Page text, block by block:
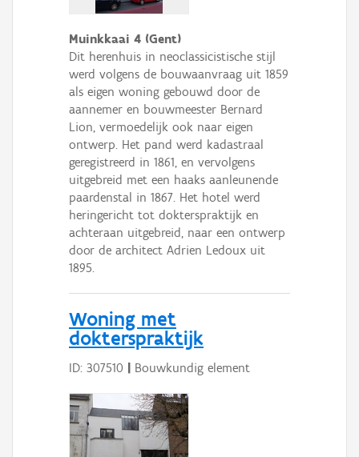
Muinkkaai 4 (Gent)
Dit herenhuis in neoclassicistische stijl
werd volgens de bouwaanvraag uit 1859
als eigen woning gebouwd door de
aannemer en bouwmeester Bernard
Lion, vermoedelijk ook naar eigen
ontwerp. Het pand werd kadastraal
geregistreerd in 1861, en vervolgens
uitgebreid met een haaks aanleunende
paardenstal in 1867. Het hotel werd
heringericht tot dokterspraktijk en
achteraan uitgebreid, naar een ontwerp
door de architect Adrien Ledoux uit
1895.
Woning met
dokterspraktijk
ID: 307510 | Bouwkundig element